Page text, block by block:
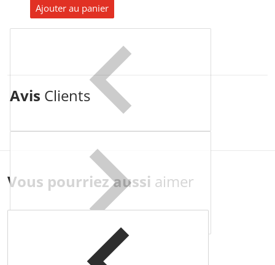
Ajouter au panier
Avis Clients
Vous pourriez aussi aimer